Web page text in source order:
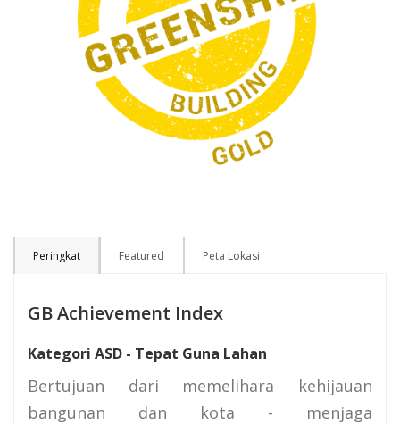
Peringkat Featured Peta Lokasi
GB Achievement Index
Kategori ASD - Tepat Guna Lahan
Bertujuan dari memelihara kehijauan
bangunan dan kota - menjaga